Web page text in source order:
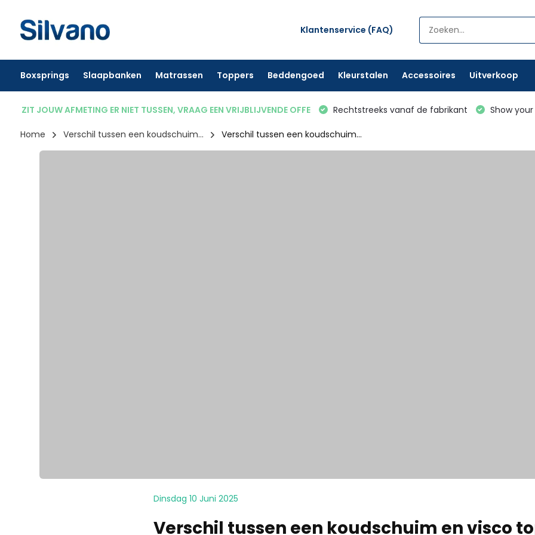
Klantenservice (FAQ)
Boxsprings Slaapbanken Matrassen Toppers Beddengoed Kleurstalen Accessoires Uitverkoop
ZIT JOUW AFMETING ER NIET TUSSEN, VRAAG EEN VRIJBLIJVENDE OFFE Rechtstreeks vanaf de fabrikant Show your
Home Verschil tussen een koudschuim... Verschil tussen een koudschuim...
Dinsdag 10 Juni 2025
Verschil tussen een koudschuim en visco